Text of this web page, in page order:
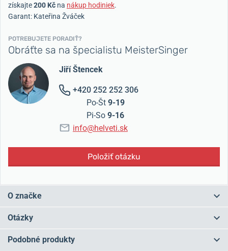
získajte200 Kč na nákup hodiniek.
Garant: Kateřina Žváček
POTREBUJETE PORADIŤ?
Obráťte sa na špecialistu MeisterSinger
Jiří Štencek
+420 252 252 306
Po-Št 9-19
Pi-So 9-16
info@helveti.sk
Položiť otázku
O značke
idúcu sekundovú ručičku, zistite, že ani tá minútová nie je potrebná.
Venujte všetku svoju pozornosť svojmu obľúbenému rituálu a
nechajte čas voľne plynúť.
Otázky
Podobné produkty